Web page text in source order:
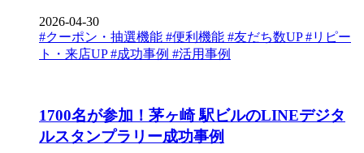
2026-04-30
#クーポン・抽選機能 #便利機能 #友だち数UP#リピー
ト・来店UP#成功事例 #活用事例
1700名が参加！茅ヶ崎 駅ビルのLINEデジタ
ルスタンプラリー成功事例